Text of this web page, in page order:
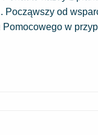
Począwszy od
w